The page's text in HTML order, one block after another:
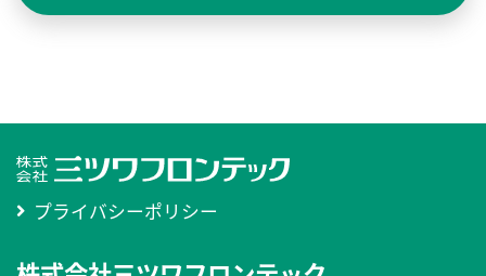
プライバシーポリシー